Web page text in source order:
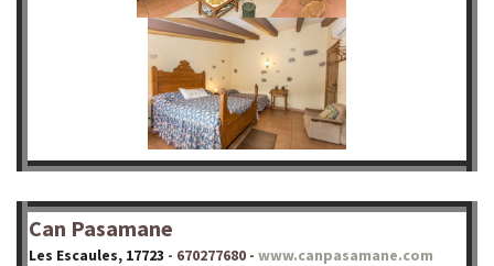
Can Pasamane
Les Escaules, 17723 - 670277680 - www.canpasamane.com